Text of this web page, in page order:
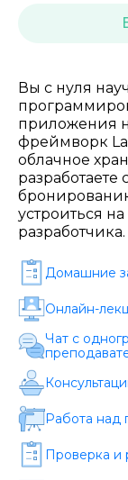
Вы с нуля
приложения
фреймворк
облачное
разработаете
устроиться
разработчика.
Домашние
Онлайн-
Чат с
Работа над
Проверка и